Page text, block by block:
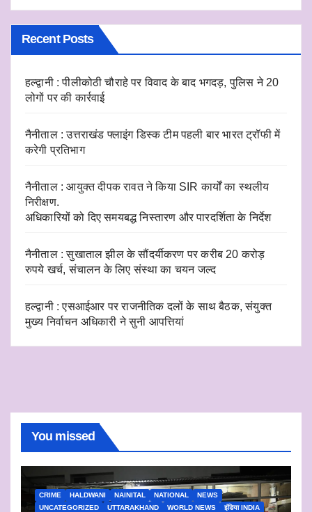
Recent Posts
हल्द्वानी : पीलीकोठी चौराहे पर विवाद के बाद भगदड़, पुलिस ने 20
लोगों पर की कार्रवाई
नैनीताल : उत्तराखंड फ्लाइंग डिस्क टीम पहली बार भारत ट्रॉफी में
करेगी प्रतिभाग
नैनीताल : आयुक्त दीपक रावत ने किया SIR कार्यों का स्थलीय
निरीक्षण.
अधिकारियों को दिए समयबद्ध निस्तारण और पारदर्शिता के निर्देश
नैनीताल : सुखाताल झील के सौंदर्यीकरण पर करीब 20 करोड़
रुपये खर्च, संचालन के लिए संस्था का चयन जल्द
हल्द्वानी : एसआईआर पर राजनीतिक दलों के साथ बैठक, संयुक्त
मुख्य निर्वाचन अधिकारी ने सुनी आपत्तियां
You missed
CRIME HALDWANI NAINITAL NATIONAL
NEWS
UNCATEGORIZED
UTTARAKHAND WORLD NEWS
इंडिया INDIA